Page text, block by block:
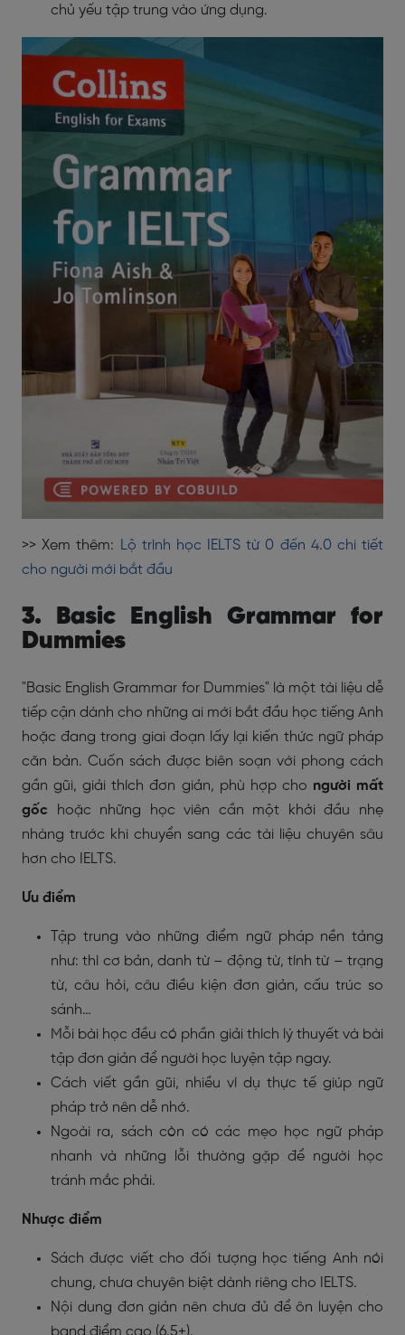
chủ yếu tập trung vào ứng dụng.
>> Xem thêm: Lộ trình học IELTS từ 0 đến 4.0 chi tiết
cho người mới bắt đầu
3. Basic English Grammar for
Dummies
"Basic English Grammar for Dummies" là một tài liệu dễ
tiếp cận dành cho những ai mới bắt đầu học tiếng Anh
hoặc đang trong giai đoạn lấy lại kiến thức ngữ pháp
căn bản. Cuốn sách được biên soạn với phong cách
gần gũi, giải thích đơn giản, phù hợp cho người mất
gốc hoặc những học viên cần một khởi đầu nhẹ
nhàng trước khi chuyển sang các tài liệu chuyên sâu
hơn cho IELTS.
Ưu điểm
Tập trung vào những điểm ngữ pháp nền tảng
như: thì cơ bản, danh từ – động từ, tính từ – trạng
từ, câu hỏi, câu điều kiện đơn giản, cấu trúc so
sánh…
Mỗi bài học đều có phần giải thích lý thuyết và bài
tập đơn giản để người học luyện tập ngay.
Cách viết gần gũi, nhiều ví dụ thực tế giúp ngữ
pháp trở nên dễ nhớ.
Ngoài ra, sách còn có các mẹo học ngữ pháp
nhanh và những lỗi thường gặp để người học
tránh mắc phải.
Nhược điểm
Sách được viết cho đối tượng học tiếng Anh nói
chung, chưa chuyên biệt dành riêng cho IELTS.
Nội dung đơn giản nên chưa đủ để ôn luyện cho
band điểm cao (6.5+).